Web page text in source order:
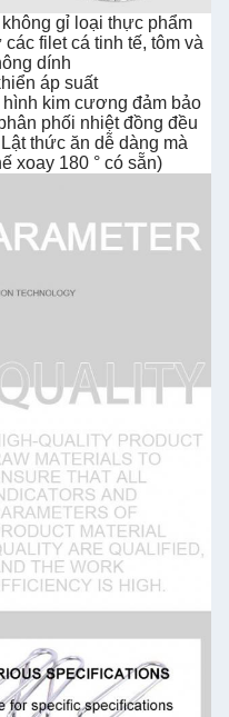
gỉ loại thực phẩm
filet cá tinh tế, tôm và
dính
áp suất
kim cương đảm bảo
phối nhiệt đồng đều
thức ăn dễ dàng mà
xoay 180 ° có sẵn)